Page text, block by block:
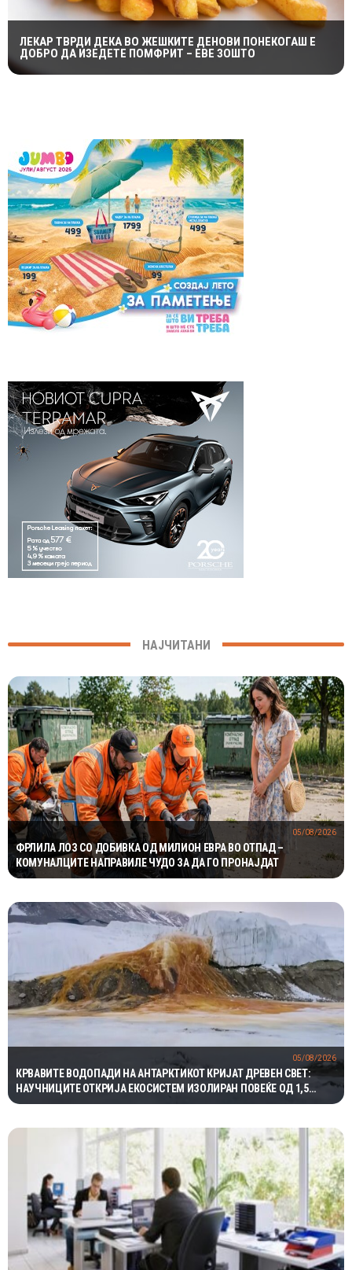
ЛЕКАР ТВРДИ ДЕКА ВО ЖЕШКИТЕ ДЕНОВИ ПОНЕКОГАШ Е
ДОБРО ДА ИЗЕДЕТЕ ПОМФРИТ – ЕВЕ ЗОШТО
НАЈЧИТАНИ
ФРЛИЛА ЛОЗ СО ДОБИВКА ОД МИЛИОН ЕВРА ВО ОТПАД –
КОМУНАЛЦИТЕ НАПРАВИЛЕ ЧУДО ЗА ДА ГО ПРОНАЈДАТ
05/08/2026
КРВАВИТЕ ВОДОПАДИ НА АНТАРКТИКОТ КРИЈАТ ДРЕВЕН СВЕТ:
НАУЧНИЦИТЕ ОТКРИЈА ЕКОСИСТЕМ ИЗОЛИРАН ПОВЕЌЕ ОД 1,5
МИЛИОНИ ГОДИНИ
05/08/2026